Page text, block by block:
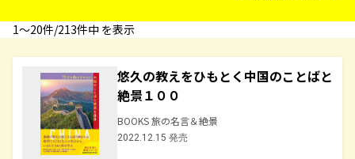
1〜20件/213件中 を表示
悠久の教えをひもとく中国のことばと
絶景１００
BOOKS 旅の名言＆絶景
2022.12.15 発売